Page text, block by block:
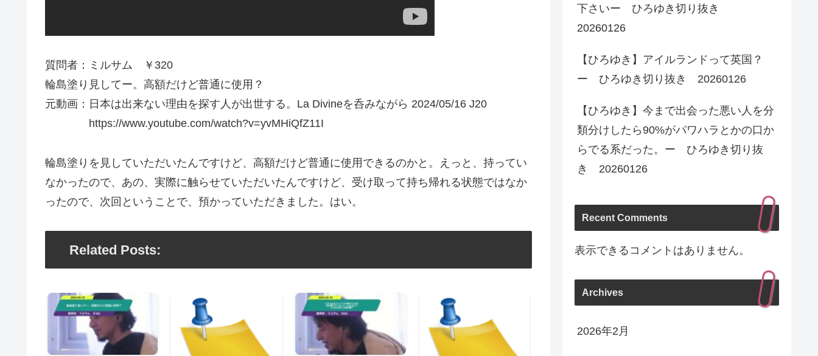
質問者：ミルサム ￥320
輪島塗り見してー。高額だけど普通に使用？
元動画：日本は出来ない理由を探す人が出世する。La Divineを呑みながら 2024/05/16 J20
https://www.youtube.com/watch?v=yvMHiQfZ11I
輪島塗りを見していただいたんですけど、高額だけど普通に使用できるのかと。えっと、持ってい
なかったので、あの、実際に触らせていただいたんですけど、受け取って持ち帰れる状態ではなか
ったので、次回ということで、預かっていただきました。はい。
Related Posts:
下さいー ひろゆき切り抜き
20260126
【ひろゆき】アイルランドって英国？
ー ひろゆき切り抜き 20260126
【ひろゆき】今まで出会った悪い人を分
類分けしたら90%がパワハラとかの口か
らでる系だった。ー ひろゆき切り抜
き 20260126
Recent Comments
表示できるコメントはありません。
Archives
2026年2月